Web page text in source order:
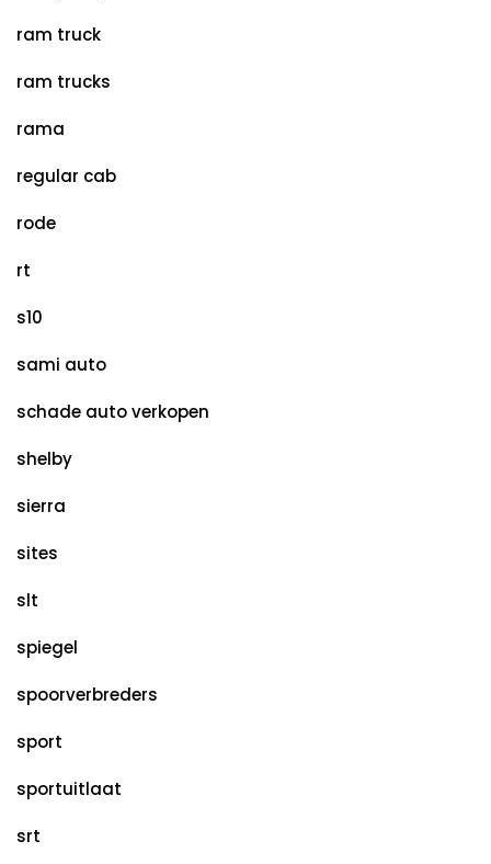
ram truck
ram trucks
rama
regular cab
rode
rt
s10
sami auto
schade auto verkopen
shelby
sierra
sites
slt
spiegel
spoorverbreders
sport
sportuitlaat
srt